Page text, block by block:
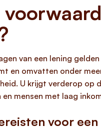
van een lening
en omvatten onder
U krijgt verderop op
mensen met laag
voor een